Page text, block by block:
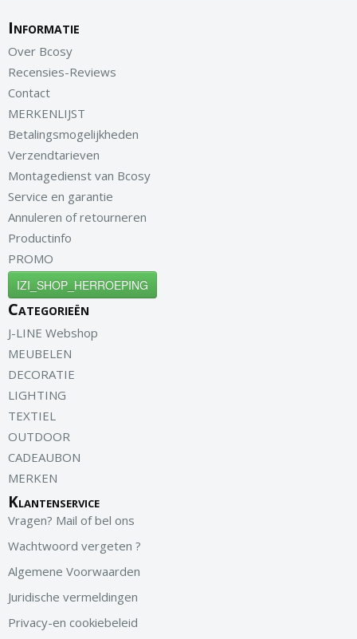
Informatie
Over Bcosy
Recensies-Reviews
Contact
MERKENLIJST
Betalingsmogelijkheden
Verzendtarieven
Montagedienst van Bcosy
Service en garantie
Annuleren of retourneren
Productinfo
PROMO
IZI_SHOP_HERROEPING
Categorieën
J-LINE Webshop
MEUBELEN
DECORATIE
LIGHTING
TEXTIEL
OUTDOOR
CADEAUBON
MERKEN
Klantenservice
Vragen? Mail of bel ons
Wachtwoord vergeten ?
Algemene Voorwaarden
Juridische vermeldingen
Privacy-en cookiebeleid